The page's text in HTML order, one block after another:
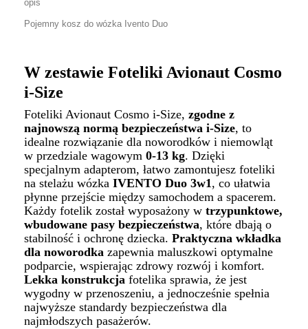
Pojemny kosz do wózka Ivento Duo
W zestawie Foteliki Avionaut Cosmo
i-Size
Foteliki Avionaut Cosmo i-Size, zgodne z
najnowszą normą bezpieczeństwa i-Size, to
idealne rozwiązanie dla noworodków i niemowląt
w przedziale wagowym 0-13 kg. Dzięki
specjalnym adapterom, łatwo zamontujesz foteliki
na stelażu wózka IVENTO Duo 3w1, co ułatwia
płynne przejście między samochodem a spacerem.
Każdy fotelik został wyposażony w trzypunktowe,
wbudowane pasy bezpieczeństwa, które dbają o
stabilność i ochronę dziecka. Praktyczna wkładka
dla noworodka zapewnia maluszkowi optymalne
podparcie, wspierając zdrowy rozwój i komfort.
Lekka konstrukcja fotelika sprawia, że jest
wygodny w przenoszeniu, a jednocześnie spełnia
najwyższe standardy bezpieczeństwa dla
najmłodszych pasażerów.